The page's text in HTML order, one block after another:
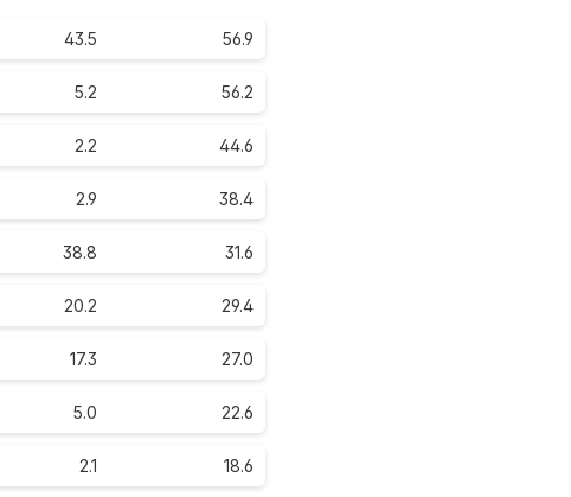
43.5 56.9
5.2 56.2
2.2 44.6
2.9 38.4
38.8 31.6
20.2 29.4
17.3 27.0
5.0 22.6
2.1 18.6